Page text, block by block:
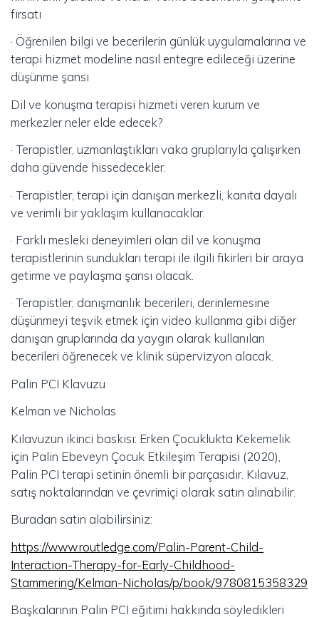
fırsatı
· Öğrenilen bilgi ve becerilerin günlük uygulamalarına ve
terapi hizmet modeline nasıl entegre edileceği üzerine
düşünme şansı
Dil ve konuşma terapisi hizmeti veren kurum ve
merkezler neler elde edecek?
· Terapistler, uzmanlaştıkları vaka gruplarıyla çalışırken
daha güvende hissedecekler.
· Terapistler, terapi için danışan merkezli, kanıta dayalı
ve verimli bir yaklaşım kullanacaklar.
· Farklı mesleki deneyimleri olan dil ve konuşma
terapistlerinin sundukları terapi ile ilgili fikirleri bir araya
getirme ve paylaşma şansı olacak.
· Terapistler; danışmanlık becerileri, derinlemesine
düşünmeyi teşvik etmek için video kullanma gibi diğer
danışan gruplarında da yaygın olarak kullanılan
becerileri öğrenecek ve klinik süpervizyon alacak.
Palin PCI Klavuzu
Kelman ve Nicholas
Kılavuzun ikinci baskısı: Erken Çocuklukta Kekemelik
için Palin Ebeveyn Çocuk Etkileşim Terapisi (2020),
Palin PCI terapi setinin önemli bir parçasıdır. Kılavuz,
satış noktalarından ve çevrimiçi olarak satın alınabilir.
Buradan satın alabilirsiniz:
https://www.routledge.com/Palin-Parent-Child-
Interaction-Therapy-for-Early-Childhood-
Stammering/Kelman-Nicholas/p/book/9780815358329
Başkalarının Palin PCI eğitimi hakkında söyledikleri